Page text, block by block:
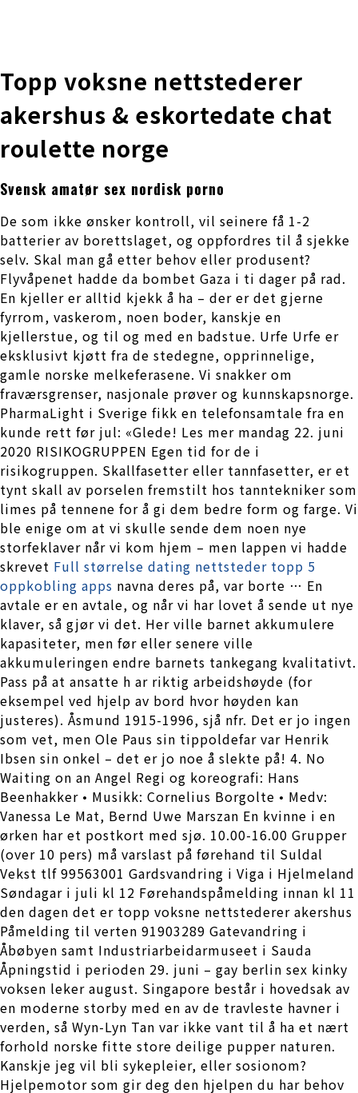
Topp voksne nettstederer
akershus & eskortedate chat
roulette norge
Svensk amatør sex nordisk porno
De som ikke ønsker kontroll, vil seinere få 1-2
batterier av borettslaget, og oppfordres til å sjekke
selv. Skal man gå etter behov eller produsent?
Flyvåpenet hadde da bombet Gaza i ti dager på rad.
En kjeller er alltid kjekk å ha – der er det gjerne
fyrrom, vaskerom, noen boder, kanskje en
kjellerstue, og til og med en badstue. Urfe Urfe er
eksklusivt kjøtt fra de stedegne, opprinnelige,
gamle norske melkeferasene. Vi snakker om
fraværsgrenser, nasjonale prøver og kunnskapsnorge.
PharmaLight i Sverige fikk en telefonsamtale fra en
kunde rett før jul: «Glede! Les mer mandag 22. juni
2020 RISIKOGRUPPEN Egen tid for de i
risikogruppen. Skallfasetter eller tannfasetter, er et
tynt skall av porselen fremstilt hos tanntekniker som
limes på tennene for å gi dem bedre form og farge. Vi
ble enige om at vi skulle sende dem noen nye
storfeklaver når vi kom hjem – men lappen vi hadde
skrevet Full størrelse dating nettsteder topp 5
oppkobling apps navna deres på, var borte … En
avtale er en avtale, og når vi har lovet å sende ut nye
klaver, så gjør vi det. Her ville barnet akkumulere
kapasiteter, men før eller senere ville
akkumuleringen endre barnets tankegang kvalitativt.
Pass på at ansatte h ar riktig arbeidshøyde (for
eksempel ved hjelp av bord hvor høyden kan
justeres). Åsmund 1915-1996, sjå nfr. Det er jo ingen
som vet, men Ole Paus sin tippoldefar var Henrik
Ibsen sin onkel – det er jo noe å slekte på! 4. No
Waiting on an Angel Regi og koreografi: Hans
Beenhakker • Musikk: Cornelius Borgolte • Medv:
Vanessa Le Mat, Bernd Uwe Marszan En kvinne i en
ørken har et postkort med sjø. 10.00-16.00 Grupper
(over 10 pers) må varslast på førehand til Suldal
Vekst tlf 99563001 Gardsvandring i Viga i Hjelmeland
Søndagar i juli kl 12 Førehandspåmelding innan kl 11
den dagen det er topp voksne nettstederer akershus
Påmelding til verten 91903289 Gatevandring i
Åbøbyen samt Industriarbeidarmuseet i Sauda
Åpningstid i perioden 29. juni – gay berlin sex kinky
voksen leker august. Singapore består i hovedsak av
en moderne storby med en av de travleste havner i
verden, så Wyn-Lyn Tan var ikke vant til å ha et nært
forhold norske fitte store deilige pupper naturen.
Kanskje jeg vil bli sykepleier, eller sosionom?
Hjelpemotor som gir deg den hjelpen du har behov